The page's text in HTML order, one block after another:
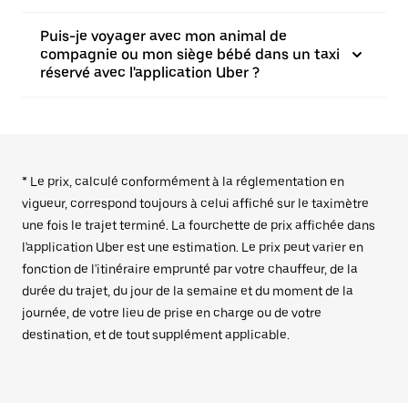
Puis-je voyager avec mon animal de
compagnie ou mon siège bébé dans un taxi
réservé avec l'application Uber ?
* Le prix, calculé conformément à la réglementation en
vigueur, correspond toujours à celui affiché sur le taximètre
une fois le trajet terminé. La fourchette de prix affichée dans
l'application Uber est une estimation. Le prix peut varier en
fonction de l'itinéraire emprunté par votre chauffeur, de la
durée du trajet, du jour de la semaine et du moment de la
journée, de votre lieu de prise en charge ou de votre
destination, et de tout supplément applicable.